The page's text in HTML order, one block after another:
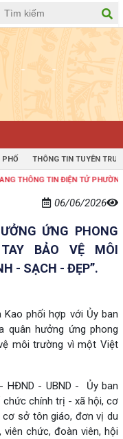
PHỐ THÔNG TIN TUYÊN
TỬ PHƯỜNG EAKAO
06/06/2026
ỨNG PHONG
BẢO VỆ MÔI
- SẠCH - ĐẸP”.
Kao phối hợp với Ủy ban
quân hưởng ứng phong
môi trường vì một Việt
HĐND - UBND - Ủy ban
chức chính trị - xã hội, cơ
cơ sở tôn giáo, đơn vị du
chức, đoàn viên, hội